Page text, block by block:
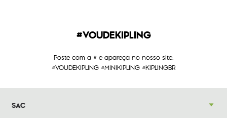
#VOUDEKIPLING
Poste com a # e apareça no nosso site.
#VOUDEKIPLING #MINIKIPLING #KIPLINGBR
SAC